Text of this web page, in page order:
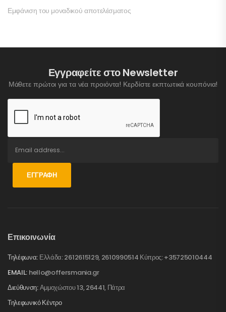
Εμφάνιση του μοναδικού αποτελέσματος
Εγγραφείτε στο Newsletter
Μάθετε πρώτοι για τα νέα προιόντα! Κερδίστε εκπτωτικά κουπόνια!
ΕΓΓΡΑΦΉ
Επικοινωνία
Τηλέφωνα: Ελλάδα: 2612615129, 2610990514 Κύπρος: +35725010444
EMAIL: hello@offersmania.gr
Διεύθυνση:Αμμοχώστου 13, 26441, Πάτρα
Τηλεφωνικό Κέντρο